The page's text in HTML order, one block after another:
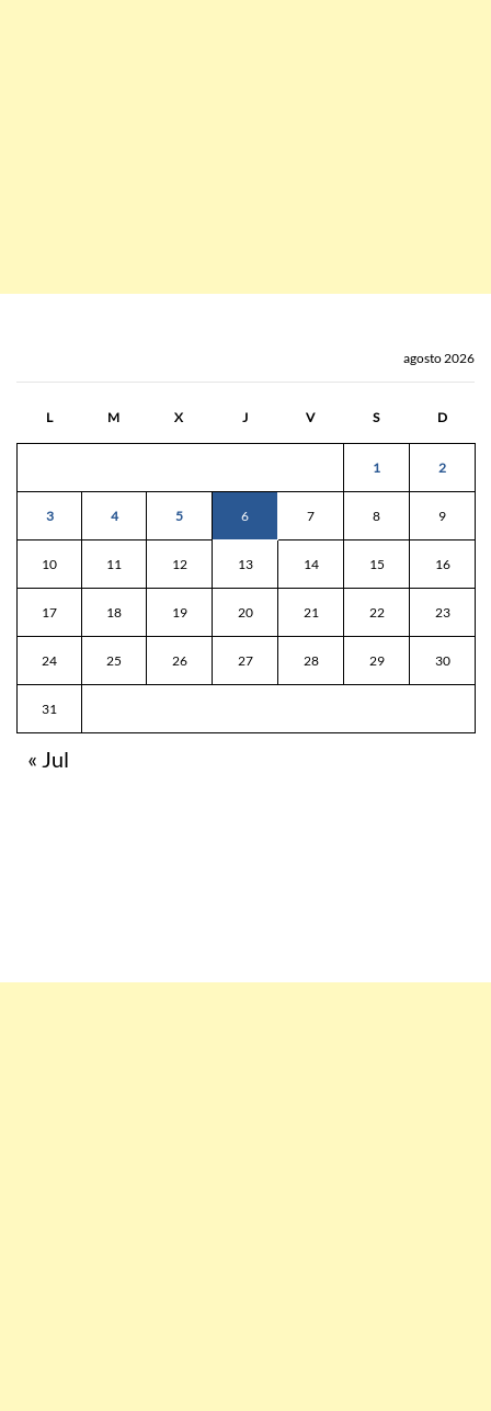
agosto 2026
L M X J V S D
1 2
3 4 5 6 7 8 9
10 11 12 13 14 15 16
17 18 19 20 21 22 23
24 25 26 27 28 29 30
31
« Jul